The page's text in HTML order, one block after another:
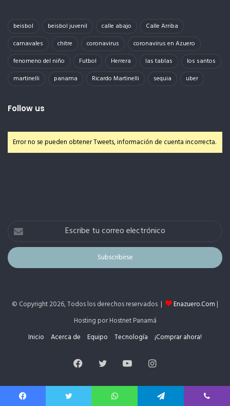
beisbol beisbol juvenil calle abajo
Calle Arriba
carnavales
chitre coronavirus
coronavirus en Azuero
fenomeno del niño
Futbol Herrera las tablas
los santos
martinelli
panama Ricardo Martinelli sequia uber
Follow us
Error no se pueden obtener Tweets, información de cuenta incorrecta.
Escribe
correo
electrónico
© Copyright 2026, Todos los derechos reservados | Enazuero.Com |
Hosting por Hostnet Panamá
Inicio
Acerca de Equipo Tecnología ¡Comprar ahora!
FacebookTwitterYouTubeInstagram